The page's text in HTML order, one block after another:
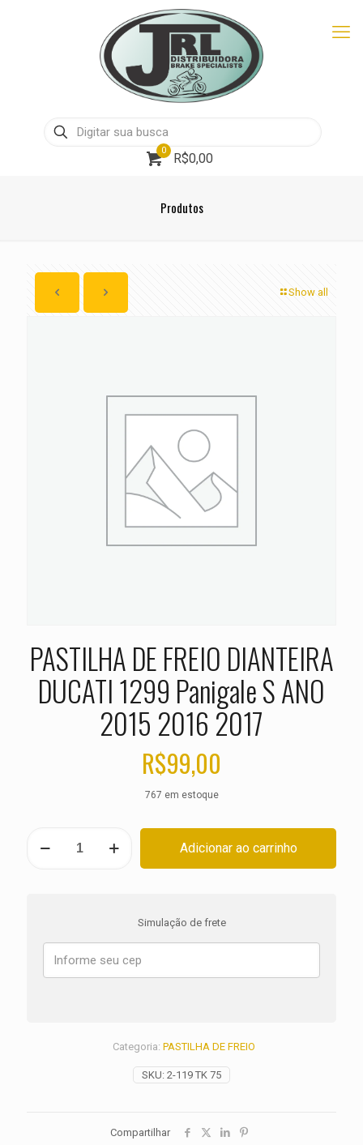
0
R$0,00
Produtos
Show all
PASTILHA DE FREIO DIANTEIRA
DUCATI 1299 Panigale S ANO
2015 2016 2017
R$99,00
767 em estoque
2015
Adicionar ao carrinho
Simulação de frete
SKU: 2-119 TK 75
Categoria: PASTILHA DE FREIO
Compartilhar